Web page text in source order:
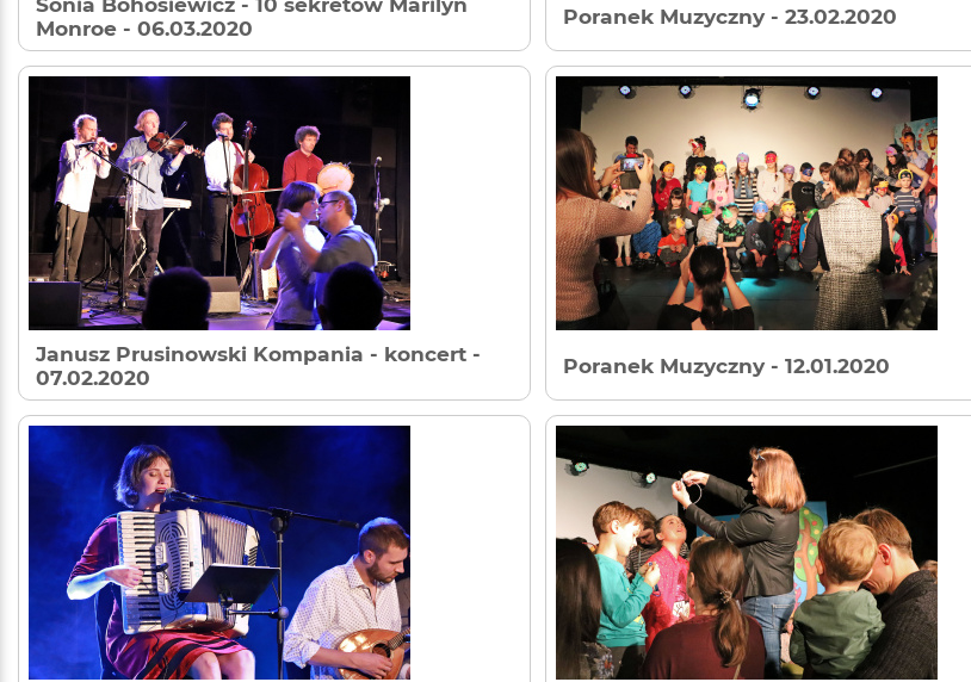
Monroe - 06.03.2020 Poranek Muzyczny - 23.02.2020
Janusz Prusinowski Kompania - koncert -
07.02.2020
Poranek Muzyczny - 12.01.2020